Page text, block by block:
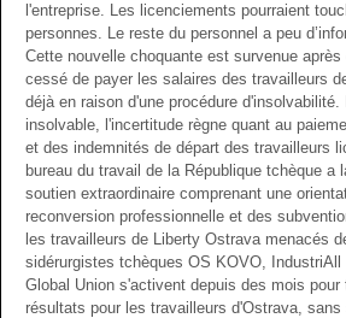
l'entreprise. Les licenciements pourraient
personnes. Le reste du personnel a peu
Cette nouvelle choquante est survenue
cessé de payer les salaires des travailleurs
déjà en raison d'une procédure d'insolvabilité.
insolvable, l'incertitude règne quant au
et des indemnités de départ des travailleurs
bureau du travail de la République tchèque a
soutien extraordinaire comprenant une
reconversion professionnelle et des
les travailleurs de Liberty Ostrava menacés
sidérurgistes tchèques OS KOVO,
Global Union s'activent depuis des mois pour
résultats pour les travailleurs d'Ostrava,